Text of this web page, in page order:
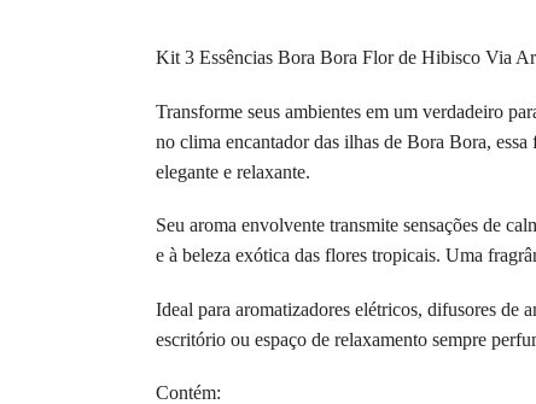
Kit 3 Essências Bora Bora Flor de Hibisco Via
Transforme seus ambientes em um verdadeiro
no clima encantador das ilhas de Bora Bora,
elegante e relaxante.
Seu aroma envolvente transmite sensações de
e à beleza exótica das flores tropicais. Uma
Ideal para aromatizadores elétricos, difusores de
escritório ou espaço de relaxamento sempre
Contém: